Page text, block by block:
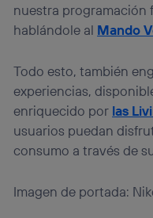
nuestra programación
hablándole al Mando
Todo esto, también
experiencias,
enriquecido por las
usuarios puedan
consumo a través de
Imagen de portada: